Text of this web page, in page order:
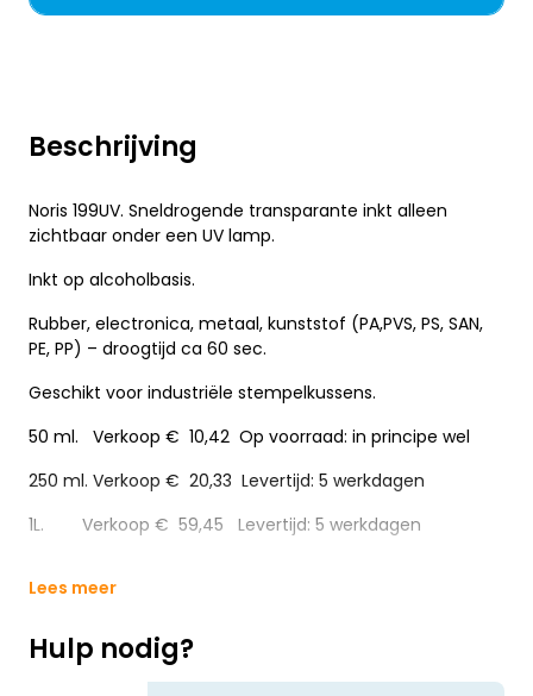
Beschrijving
Noris 199UV. Sneldrogende transparante inkt alleen
zichtbaar onder een UV lamp.
Inkt op alcoholbasis.
Rubber, electronica, metaal, kunststof (PA,PVS, PS, SAN,
PE, PP) – droogtijd ca 60 sec.
Geschikt voor industriële stempelkussens.
50 ml. Verkoop € 10,42 Op voorraad: in principe wel
250 ml. Verkoop € 20,33 Levertijd: 5 werkdagen
1L. Verkoop € 59,45 Levertijd: 5 werkdagen
Lees meer
Hulp nodig?